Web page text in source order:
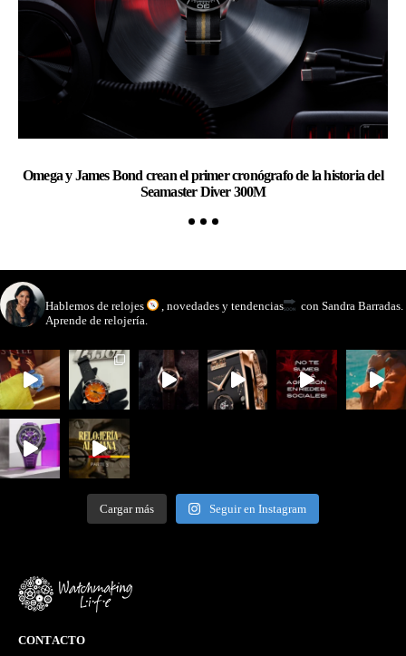
Omega y James Bond crean el primer cronógrafo de la historia del
Seamaster Diver 300M
Hablemos de relojes , novedades y tendencias
con Sandra Barradas.
Aprende de relojería.
Cargar más Seguir en Instagram
CONTACTO